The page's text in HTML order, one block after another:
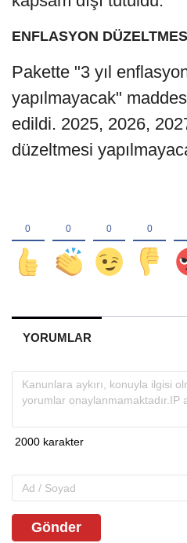
ENFLASYON
Pakette "3 yıl
yapılmayacak"
edildi. 2025, 2026,
düzeltmesi
YORUMLAR
Gönder